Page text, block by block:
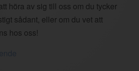
höra av sig till oss om du tycker
sådant, eller om du vet att
hos oss!